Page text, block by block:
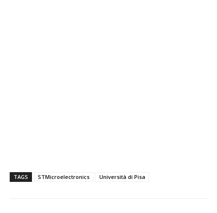
TAGS STMicroelectronics Università di Pisa